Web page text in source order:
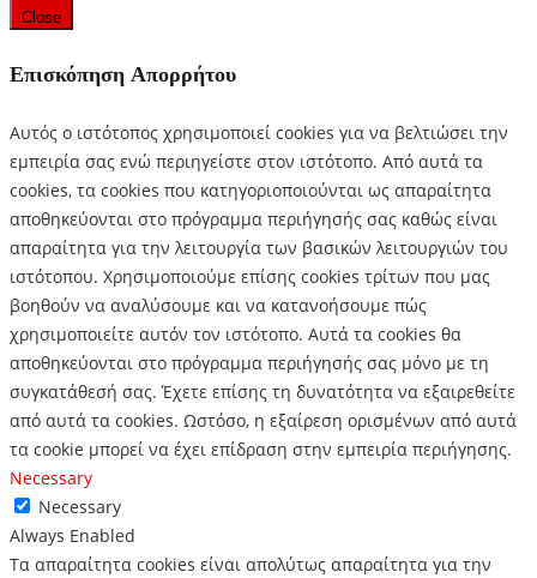
Close
Επισκόπηση Απορρήτου
Αυτός ο ιστότοπος χρησιμοποιεί cookies για να βελτιώσει την
εμπειρία σας ενώ περιηγείστε στον ιστότοπο. Από αυτά τα
cookies, τα cookies που κατηγοριοποιούνται ως απαραίτητα
αποθηκεύονται στο πρόγραμμα περιήγησής σας καθώς είναι
απαραίτητα για την λειτουργία των βασικών λειτουργιών του
ιστότοπου. Χρησιμοποιούμε επίσης cookies τρίτων που μας
βοηθούν να αναλύσουμε και να κατανοήσουμε πώς
χρησιμοποιείτε αυτόν τον ιστότοπο. Αυτά τα cookies θα
αποθηκεύονται στο πρόγραμμα περιήγησής σας μόνο με τη
συγκατάθεσή σας. Έχετε επίσης τη δυνατότητα να εξαιρεθείτε
από αυτά τα cookies. Ωστόσο, η εξαίρεση ορισμένων από αυτά
τα cookie μπορεί να έχει επίδραση στην εμπειρία περιήγησης.
Necessary
Necessary
Always Enabled
Τα απαραίτητα cookies είναι απολύτως απαραίτητα για την